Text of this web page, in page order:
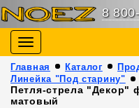
8
Toggle
navigation
Главная Каталог
Линейка "Под старину"
Петля-стрела "Декор"
матовый